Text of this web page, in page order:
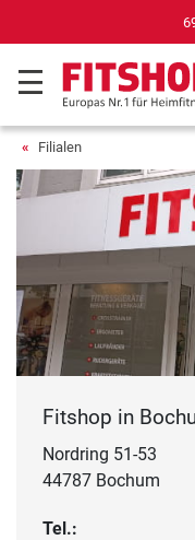
69 Fachmärkte
Filialen
Fitshop in
Nordring 51-53
44787 Bochum
Tel.: